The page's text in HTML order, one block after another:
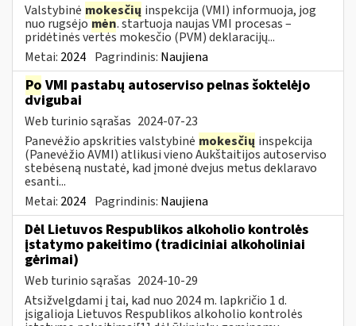
Valstybinė mokesčių inspekcija (VMI) informuoja, jog
nuo rugsėjomėn. startuoja naujas VMI procesas –
pridėtinės vertės mokesčio (PVM) deklaracijų...
Metai: 2024 Pagrindinis: Naujiena
Po VMI pastabų autoserviso pelnas šoktelėjo
dvigubai
Web turinio sąrašas 2024-07-23
Panevėžio apskrities valstybinė mokesčių inspekcija
(Panevėžio AVMI) atlikusi vieno Aukštaitijos autoserviso
stebėseną nustatė, kad įmonė dvejus metus deklaravo
esanti...
Metai: 2024 Pagrindinis: Naujiena
Dėl Lietuvos Respublikos alkoholio kontrolės
įstatymo pakeitimo (tradiciniai alkoholiniai
gėrimai)
Web turinio sąrašas 2024-10-29
Atsižvelgdami į tai, kad nuo 2024 m. lapkričio 1 d.
įsigalioja Lietuvos Respublikos alkoholio kontrolės